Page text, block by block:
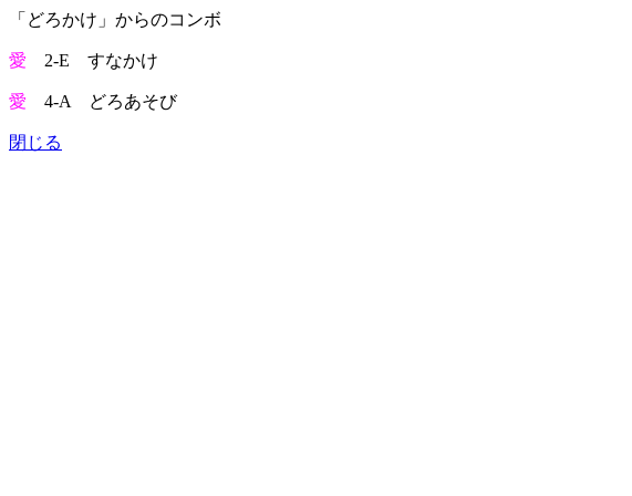
「どろかけ」からのコンボ
愛 2-E すなかけ
愛 4-A どろあそび
閉じる